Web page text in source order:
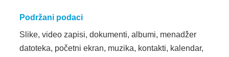
Podržani podaci
Slike, video zapisi, dokumenti, albumi, menadžer
datoteka, početni ekran, muzika, kontakti, kalendar,